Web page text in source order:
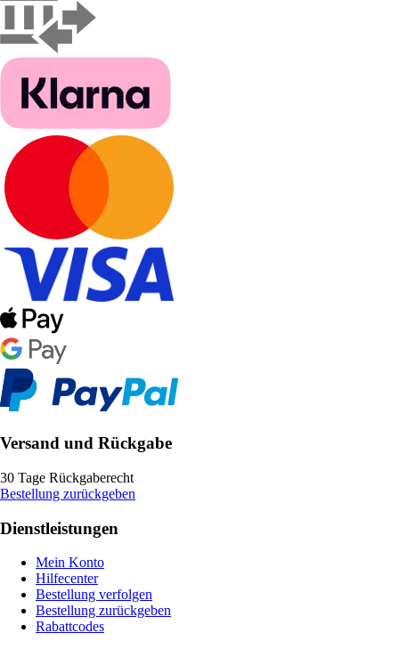
Versand und Rückgabe
30 Tage Rückgaberecht
Bestellung zurückgeben
Dienstleistungen
Mein Konto
Hilfecenter
Bestellung verfolgen
Bestellung zurückgeben
Rabattcodes